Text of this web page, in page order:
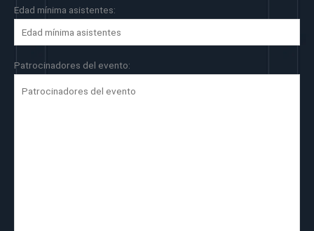
Edad mínima asistentes:
Patrocinadores del evento: